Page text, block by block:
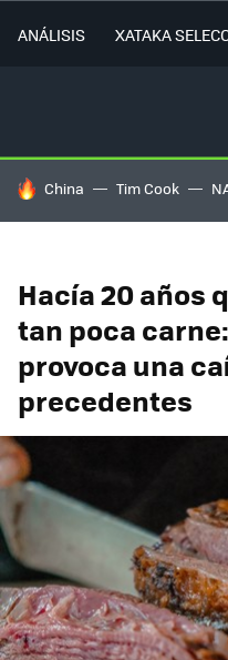
ANÁLISIS XATAKA
HOY SE HABLA DE
China Tim Cook
Hacía 20 años
tan poca
provoca una
precedentes